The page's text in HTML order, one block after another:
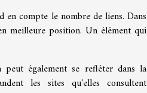
compte le nombre de liens. Dans
meilleure position. Un élément qui
également se refléter dans la
les sites qu'elles consultent